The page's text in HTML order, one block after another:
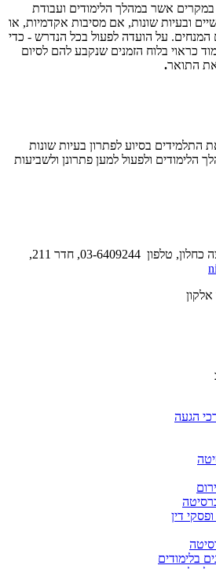
אשר במהלך הלימודים ועבודת
ובעיות שונות, אם מסיבות אקדמיות, או
על הועדה לפעול בכל הנדרש - כדי
כראוי בלוח הזמנים שנקבע להם לסיום
התואר.
התלמידים בסיוע לפתרון בעיות שונות
הלימודים ולפעול למען פתרונן ולשביעות
03-6409244, חדר 211,
אלקון
הגעה
דין
בלימודים